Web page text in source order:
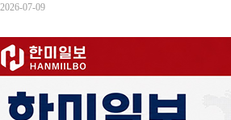
2026-07-09